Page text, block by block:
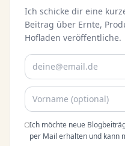
Ich schicke dir eine
Beitrag über Ernte,
Hofladen veröffentliche.
Ich möchte neue
per Mail erhalten und kann